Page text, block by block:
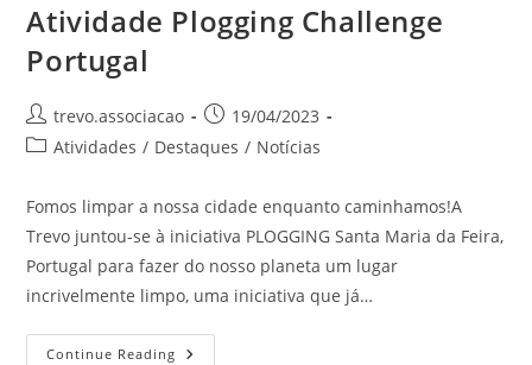
Atividade Plogging Challenge
Portugal
trevo.associacao
19/04/2023
Atividades / Destaques / Notícias
Fomos limpar a nossa cidade enquanto caminhamos!A
Trevo juntou-se à iniciativa PLOGGING Santa Maria da Feira,
Portugal para fazer do nosso planeta um lugar
incrivelmente limpo, uma iniciativa que já…
Continue Reading